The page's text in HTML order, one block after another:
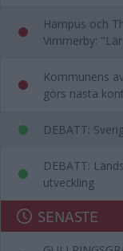
Hampus och
Vimmerby:
Kommunens
görs nästa
DEBATT:
DEBATT:
utveckling
SENASTE